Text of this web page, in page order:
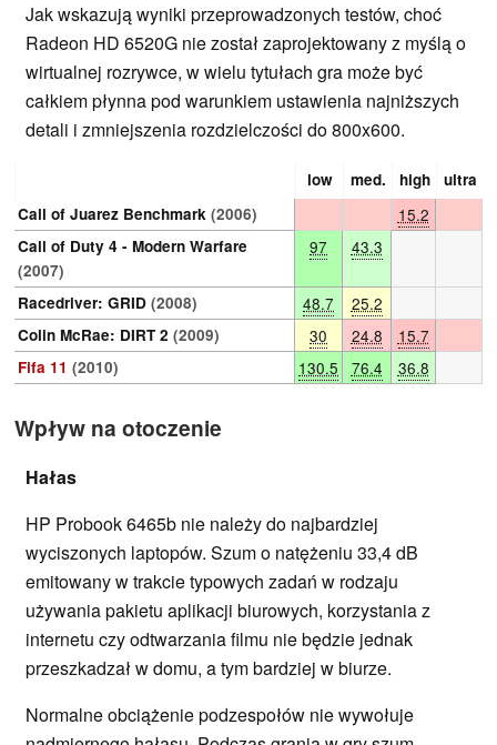
Jak wskazują wyniki przeprowadzonych testów, choć
Radeon HD 6520G nie został zaprojektowany z myślą o
wirtualnej rozrywce, w wielu tytułach gra może być
całkiem płynna pod warunkiem ustawienia najniższych
detali i zmniejszenia rozdzielczości do 800x600.
low med. high
ultra
Call of Juarez Benchmark (2006) 15.2
Call of Duty 4 - Modern Warfare
(2007)
97 43.3
Racedriver: GRID (2008) 48.7 25.2
Colin McRae: DIRT 2 (2009) 30 24.8 15.7
Fifa 11 (2010) 130.5 76.4 36.8
Wpływ na otoczenie
Hałas
HP Probook 6465b nie należy do najbardziej
wyciszonych laptopów. Szum o natężeniu 33,4 dB
emitowany w trakcie typowych zadań w rodzaju
używania pakietu aplikacji biurowych, korzystania z
internetu czy odtwarzania filmu nie będzie jednak
przeszkadzał w domu, a tym bardziej w biurze.
Normalne obciążenie podzespołów nie wywołuje